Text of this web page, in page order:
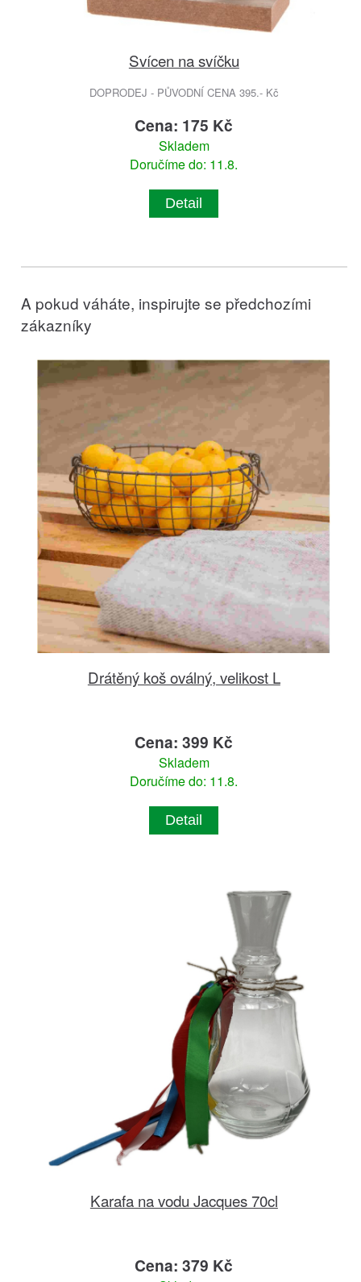
Svícen na svíčku
DOPRODEJ - PŮVODNÍ CENA 395.- Kč
Cena: 175 Kč
Skladem
Doručíme do: 11.8.
Detail
A pokud váháte, inspirujte se předchozími
zákazníky
Drátěný koš oválný, velikost L
Cena: 399 Kč
Skladem
Doručíme do: 11.8.
Detail
Karafa na vodu Jacques 70cl
Cena: 379 Kč